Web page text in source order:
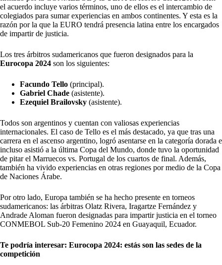
el acuerdo incluye varios términos, uno de ellos es el intercambio de
colegiados para sumar experiencias en ambos continentes. Y esta es la
razón por la que la EURO tendrá presencia latina entre los encargados
de impartir de justicia.
Los tres árbitros sudamericanos que fueron designados para la
Eurocopa 2024 son los siguientes:
Facundo Tello (principal).
Gabriel Chade (asistente).
Ezequiel Brailovsky (asistente).
Todos son argentinos y cuentan con valiosas experiencias
internacionales. El caso de Tello es el más destacado, ya que tras una
carrera en el ascenso argentino, logró asentarse en la categoría dorada e
incluso asistió a la última Copa del Mundo, donde tuvo la oportunidad
de pitar el Marruecos vs. Portugal de los cuartos de final. Además,
también ha vivido experiencias en otras regiones por medio de la Copa
de Naciones Árabe.
Por otro lado, Europa también se ha hecho presente en torneos
sudamericanos: las árbitras Olatz Rivera, Iragartze Fernández y
Andrade Aloman fueron designadas para impartir justicia en el torneo
CONMEBOL Sub-20 Femenino 2024 en Guayaquil, Ecuador.
Te podría interesar: Eurocopa 2024: estás son las sedes de la
competición